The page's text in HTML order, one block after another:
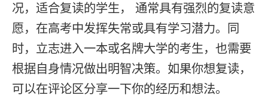
况，适合复读的学生， 通常具有强烈的复读意
愿，在高考中发挥失常或具有学习潜力。同
时，立志进入一本或名牌大学的考生，也需要
根据自身情况做出明智决策。如果你想复读，
可以在评论区分享一下你的经历和想法。